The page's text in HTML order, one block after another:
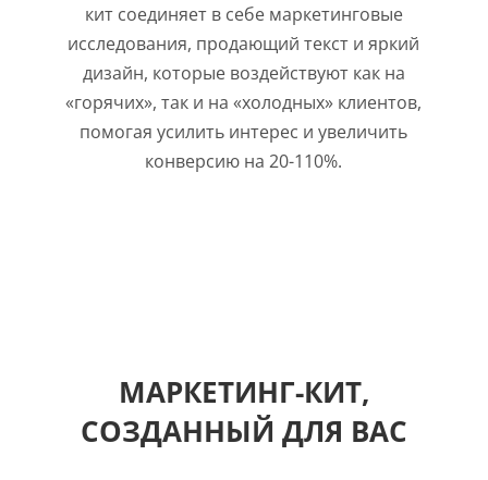
кит соединяет в себе маркетинговые
исследования, продающий текст и яркий
дизайн, которые воздействуют как на
«горячих», так и на «холодных» клиентов,
помогая усилить интерес и увеличить
конверсию на 20-110%.
МАРКЕТИНГ-КИТ,
СОЗДАННЫЙ ДЛЯ ВАС